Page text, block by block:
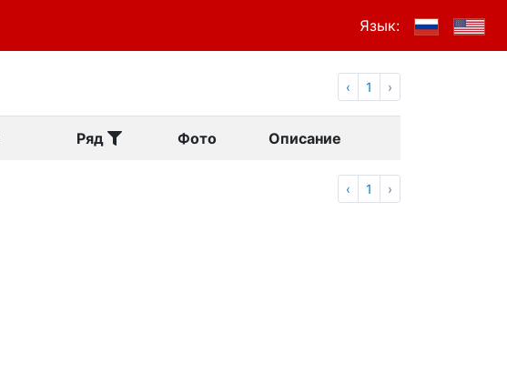
Язык:
‹ 1 ›
Ряд Фото Описание
‹ 1 ›